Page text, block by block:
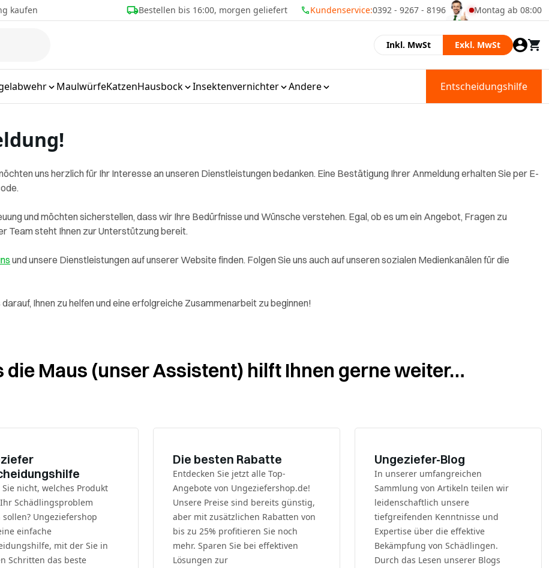
kaufen Bestellen bis 16:00, morgen geliefert Kundenservice:0392 - 9267 - 8196
Momenteel zijn wij
Montag ab 08:00
Inkl. MwSt Exkl. MwSt
MaulwürfeKatzenHausbock Insektenvernichter Andere Entscheidungshilfe
uns herzlich für Ihr Interesse an unseren Dienstleistungen bedanken. Eine Bestätigung Ihrer Anmeldung erhalten Sie per E-
und möchten sicherstellen, dass wir Ihre Bedürfnisse und Wünsche verstehen. Egal, ob es um ein Angebot, Fragen zu
Team steht Ihnen zur Unterstützung bereit.
und unsere Dienstleistungen auf unserer Website finden. Folgen Sie uns auch auf unseren sozialen Medienkanälen für die
Ihnen zu helfen und eine erfolgreiche Zusammenarbeit zu beginnen!
die Maus (unser Assistent) hilft Ihnen gerne weiter…
Sie nicht, welches Produkt
Schädlingsproblem
Ungeziefershop
einfache
mit der Sie in
Schritten das beste
Die besten Rabatte
Entdecken Sie jetzt alle Top-
Angebote von Ungeziefershop.de!
Unsere Preise sind bereits günstig,
aber mit zusätzlichen Rabatten von
bis zu 25% profitieren Sie noch
mehr. Sparen Sie bei effektiven
Lösungen zur
Ungeziefer-Blog
In unserer umfangreichen
Sammlung von Artikeln teilen wir
leidenschaftlich unsere
tiefgreifenden Kenntnisse und
Expertise über die effektive
Bekämpfung von Schädlingen.
Durch das Lesen unserer Blogs